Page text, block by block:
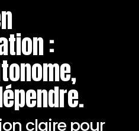
:
claire pour